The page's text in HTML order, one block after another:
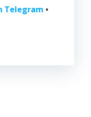
Telegram •